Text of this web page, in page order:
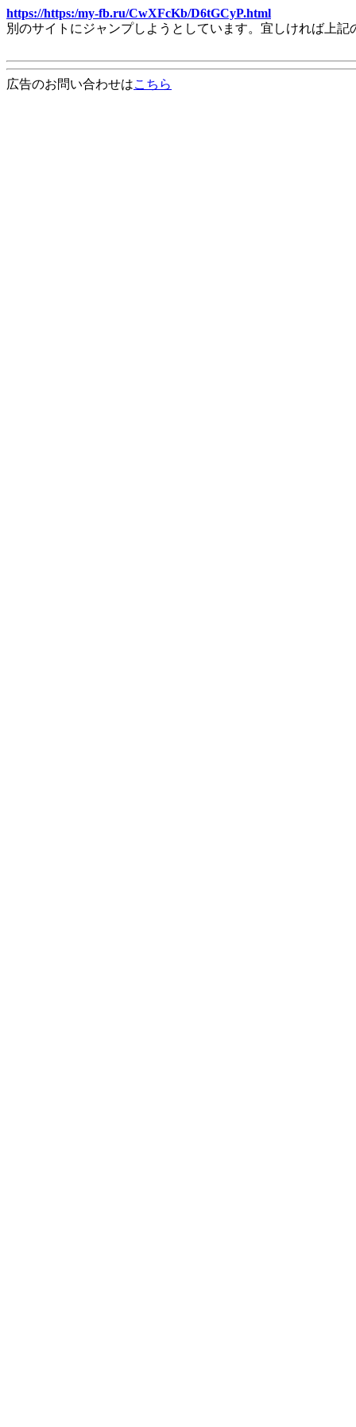
https://https:/my-fb.ru/CwXFcKb/D6tGCyP.html
別のサイトにジャンプしようとしています。宜しければ上
広告のお問い合わせはこちら